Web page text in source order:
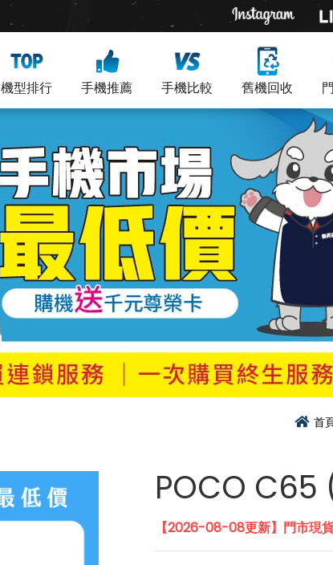
機型排行 手機推薦 手機比較 舊機回收
首
POCO
【2026-08-08更新】門市現